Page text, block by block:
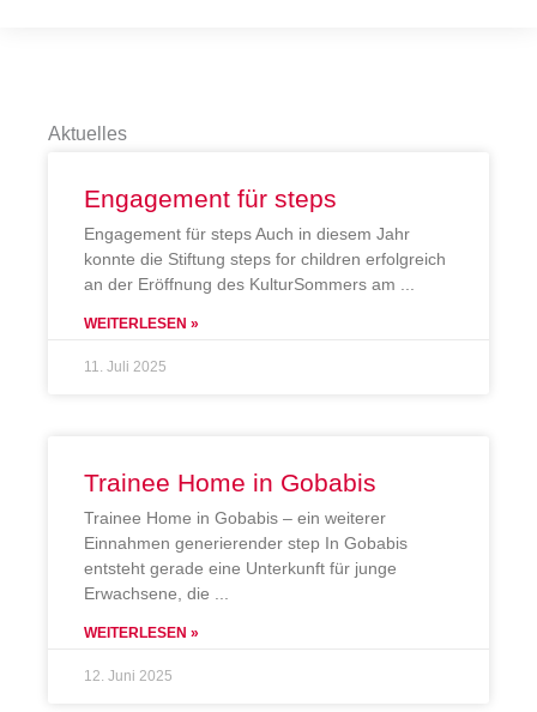
Aktuelles
Engagement für steps
Engagement für steps Auch in diesem Jahr
konnte die Stiftung steps for children erfolgreich
an der Eröffnung des KulturSommers am
WEITERLESEN »
11. Juli 2025
Trainee Home in Gobabis
Trainee Home in Gobabis – ein weiterer
Einnahmen generierender step In Gobabis
entsteht gerade eine Unterkunft für junge
Erwachsene, die
WEITERLESEN »
12. Juni 2025